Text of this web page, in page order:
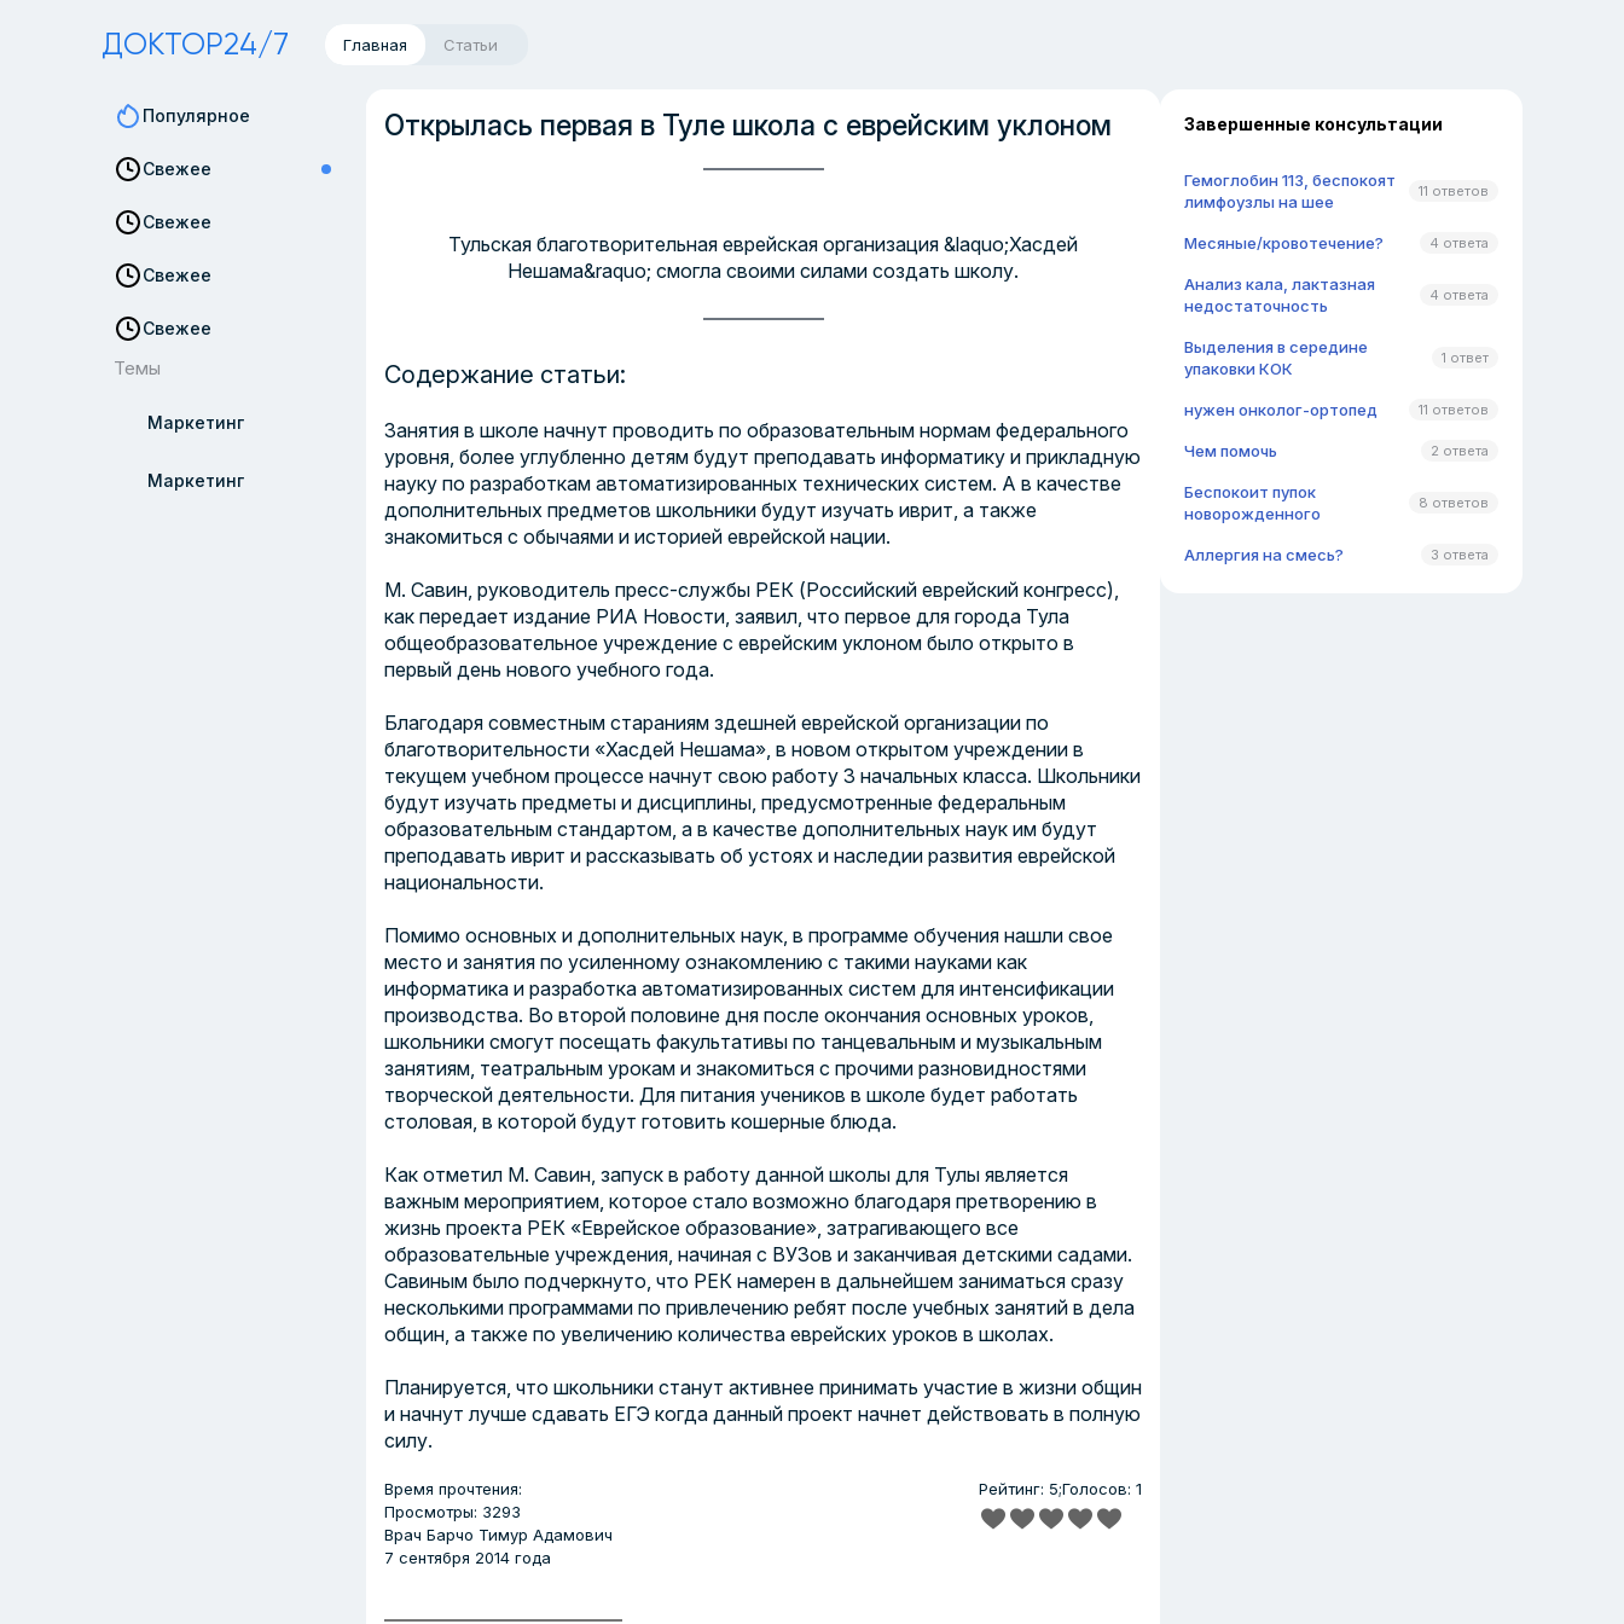
ДОКТОР24/7 Главная Статьи
Популярное
Свежее
Свежее
Свежее
Свежее
Темы
Маркетинг
Маркетинг
Открылась первая в Туле школа с еврейским уклоном
Тульская благотворительная еврейская организация &laquo;Хасдей
Нешама&raquo; смогла своими силами создать школу.
Содержание статьи:
Занятия в школе начнут проводить по образовательным нормам федерального
уровня, более углубленно детям будут преподавать информатику и прикладную
науку по разработкам автоматизированных технических систем. А в качестве
дополнительных предметов школьники будут изучать иврит, а также
знакомиться с обычаями и историей еврейской нации.
М. Савин, руководитель пресс-службы РЕК (Российский еврейский конгресс),
как передает издание РИА Новости, заявил, что первое для города Тула
общеобразовательное учреждение с еврейским уклоном было открыто в
первый день нового учебного года.
Благодаря совместным стараниям здешней еврейской организации по
благотворительности «Хасдей Нешама», в новом открытом учреждении в
текущем учебном процессе начнут свою работу 3 начальных класса. Школьники
будут изучать предметы и дисциплины, предусмотренные федеральным
образовательным стандартом, а в качестве дополнительных наук им будут
преподавать иврит и рассказывать об устоях и наследии развития еврейской
национальности.
Помимо основных и дополнительных наук, в программе обучения нашли свое
место и занятия по усиленному ознакомлению с такими науками как
информатика и разработка автоматизированных систем для интенсификации
производства. Во второй половине дня после окончания основных уроков,
школьники смогут посещать факультативы по танцевальным и музыкальным
занятиям, театральным урокам и знакомиться с прочими разновидностями
творческой деятельности. Для питания учеников в школе будет работать
столовая, в которой будут готовить кошерные блюда.
Как отметил М. Савин, запуск в работу данной школы для Тулы является
важным мероприятием, которое стало возможно благодаря претворению в
жизнь проекта РЕК «Еврейское образование», затрагивающего все
образовательные учреждения, начиная с ВУЗов и заканчивая детскими садами.
Савиным было подчеркнуто, что РЕК намерен в дальнейшем заниматься сразу
несколькими программами по привлечению ребят после учебных занятий в дела
общин, а также по увеличению количества еврейских уроков в школах.
Планируется, что школьники станут активнее принимать участие в жизни общин
и начнут лучше сдавать ЕГЭ когда данный проект начнет действовать в полную
силу.
Время прочтения:
Просмотры: 3293
Врач Барчо Тимур Адамович
7 сентября 2014 года
Рейтинг: 5;Голосов: 1
Завершенные консультации
Гемоглобин 113, беспокоят
лимфоузлы на шее
11 ответов
Месяные/кровотечение? 4 ответа
Анализ кала, лактазная
недостаточность
4 ответа
Выделения в середине
упаковки КОК
1 ответ
нужен онколог-ортопед 11 ответов
Чем помочь 2 ответа
Беспокоит пупок
новорожденного
8 ответов
Аллергия на смесь? 3 ответа